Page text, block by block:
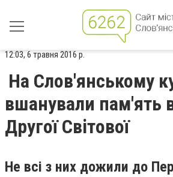
12:03, 6 травня 2016 р.
На Слов'янському
вшанували пам'ять
Другої Світової
Не всі з них дожили до